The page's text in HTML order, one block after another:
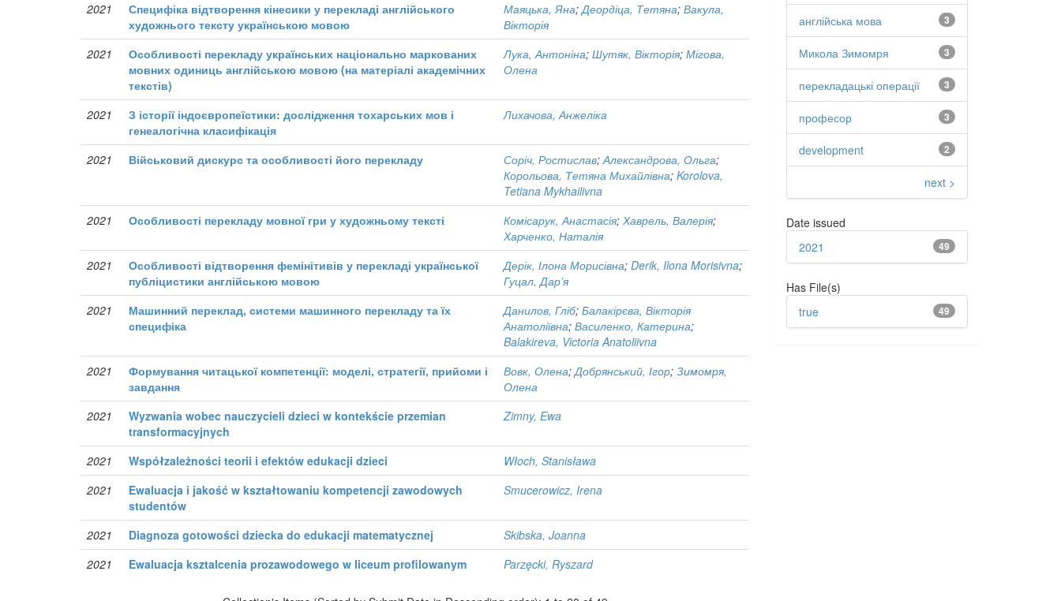
2021
Специфіка відтворення кінесики у перекладі англійського
художнього тексту українською мовою
Маяцька, Яна;Деордіца, Тетяна;Вакула,
Вікторія
2021
Особливості перекладу українських національно маркованих
мовних одиниць англійською мовою (на матеріалі академічних
текстів)
Лука, Антоніна;Шутяк, Вікторія;Мігова,
Олена
2021
З історії індоєвропеїстики: дослідження тохарських мов і
генеалогічна класифікація
Лихачова, Анжеліка
2021 Військовий дискурс та особливості його перекладу Соріч, Ростислав;Александрова, Ольга;
Корольова, Тетяна Михайлівна;Korolova,
Tetiana Mykhailivna
2021
Особливості перекладу мовної гри у художньому тексті Комісарук, Анастасія;Хаврель, Валерія;
Харченко, Наталія
2021
Особливості відтворення фемінітивів у перекладі української
публіцистики англійською мовою
Дерік, Ілона Морисівна;Derik, Ilona Morisivna;
Гуцал, Дар’я
2021
Машинний переклад, системи машинного перекладу та їх
специфіка
Данилов, Гліб;Балакірєва, Вікторія
Анатоліївна;Василенко, Катерина;
Balakireva, Victoria Anatoliivna
2021
Формування читацької компетенції: моделі, стратегії, прийоми і
завдання
Вовк, Олена;Добрянський, Ігор;Зимомря,
Олена
2021
Wyzwania wobec nauczycieli dzieci w kontekście przemian
transformacyjnych
Zimny, Ewa
2021 Współzależności teorii i efektów edukacji dzieci
Włoch, Stanisława
2021
Ewaluacja i jakość w kształtowaniu kompetencji zawodowych
studentów
Smucerowicz, Irena
2021 Diagnoza gotowości dziecka do edukacji matematycznej
Skibska, Joanna
2021
Ewaluacja ksztalcenia prozawodowego w liceum profilowanym Parzęcki, Ryszard
3
англійська мова
3
Микола Зимомря
3
перекладацькі операції
3
професор
2
development
next >
Date issued
49
2021
Has File(s)
49
true